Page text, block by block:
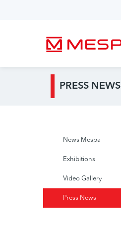
PRESS NEWS
News Mespa
Exhibitions
Video Gallery
Press News